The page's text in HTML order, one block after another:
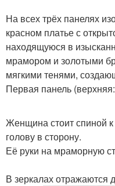
На всех трёх панелях
красном платье с
находящуюся в
мрамором и золотыми
мягкими тенями,
Первая панель (верхняя:
Женщина стоит спиной к
голову в сторону.
Её руки на мраморную
В зеркалах отражаются